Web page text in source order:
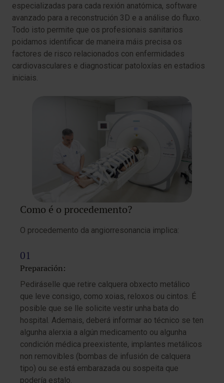
especializadas para cada rexión anatómica, software
avanzado para a reconstrución 3D e a análise do fluxo.
Todo isto permite que os profesionais sanitarios
poidamos identificar de maneira máis precisa os
factores de risco relacionados con enfermidades
cardiovasculares e diagnosticar patoloxías en estadios
iniciais.
Como é o procedemento?
O procedemento da angiorresonancia implica:
Preparación:
Pediráselle que retire calquera obxecto metálico
que leve consigo, como xoias, reloxos ou cintos. É
posible que se lle solicite vestir unha bata do
hospital. Ademais, deberá informar ao técnico se ten
algunha alerxia a algún medicamento ou algunha
condición médica preexistente, implantes metálicos
non removibles (bombas de infusión de calquera
tipo) ou se está embarazada ou sospeita que
podería estalo.